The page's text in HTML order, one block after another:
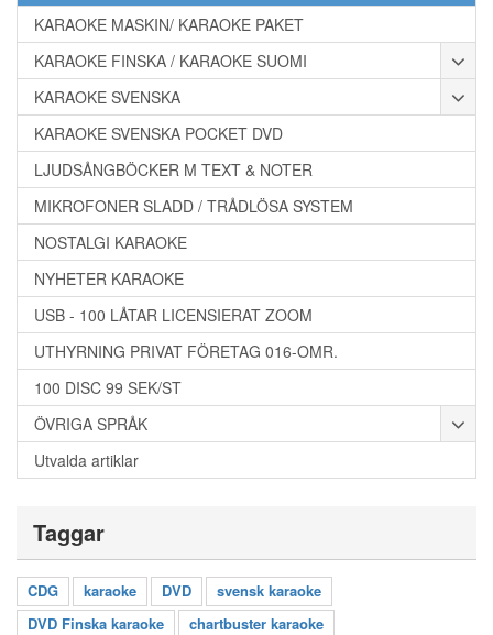
KARAOKE MASKIN/ KARAOKE PAKET
KARAOKE FINSKA / KARAOKE SUOMI
KARAOKE SVENSKA
KARAOKE SVENSKA POCKET DVD
LJUDSÅNGBÖCKER M TEXT & NOTER
MIKROFONER SLADD / TRÅDLÖSA SYSTEM
NOSTALGI KARAOKE
NYHETER KARAOKE
USB - 100 LÅTAR LICENSIERAT ZOOM
UTHYRNING PRIVAT FÖRETAG 016-OMR.
100 DISC 99 SEK/ST
ÖVRIGA SPRÅK
Utvalda artiklar
Taggar
CDG karaoke DVD
svensk karaoke
DVD Finska karaoke
chartbuster karaoke